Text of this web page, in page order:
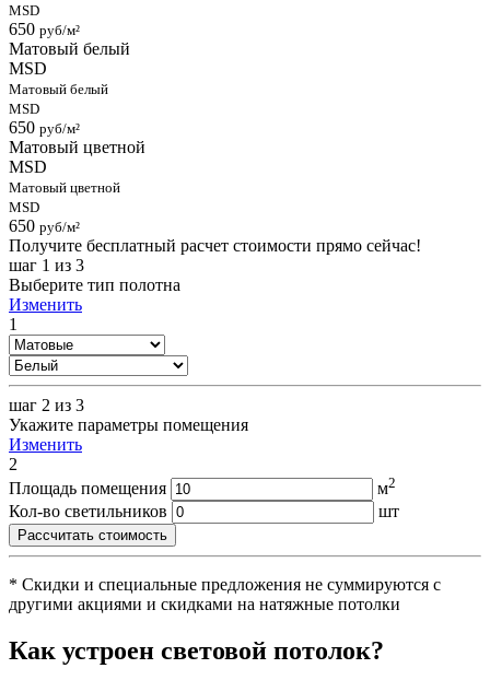
MSD
650 руб/м²
Матовый белый
MSD
Матовый белый
MSD
650 руб/м²
Матовый цветной
MSD
Матовый цветной
MSD
650 руб/м²
Получите бесплатный расчет стоимости прямо сейчас!
шаг 1 из 3
Выберите тип полотна
Изменить
1
шаг 2 из 3
Укажите параметры помещения
Изменить
2
Площадь помещения
м2
Кол-во светильников шт
Рассчитать стоимость
* Скидки и специальные предложения не суммируются с
другими акциями и скидками на натяжные потолки
Как устроен световой потолок?